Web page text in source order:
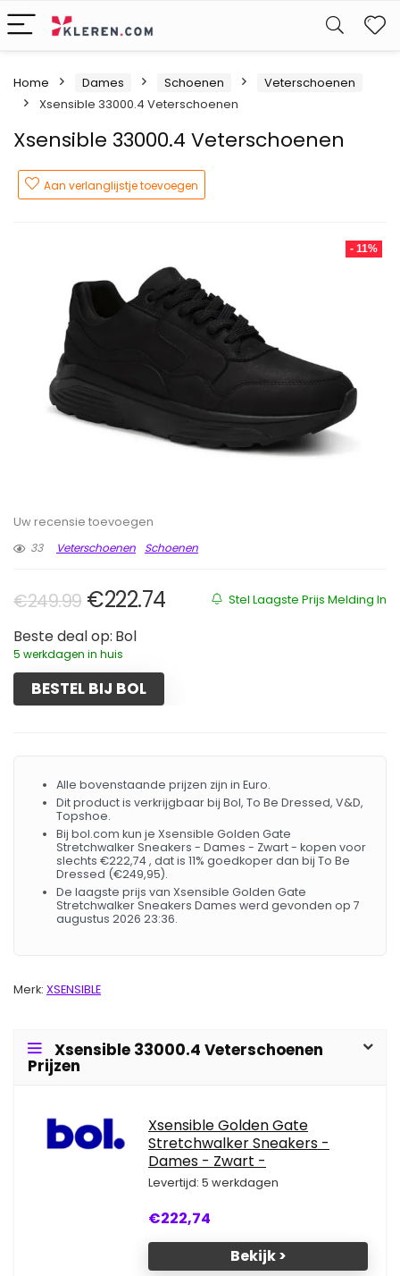
Home Dames Schoenen
Veterschoenen
Xsensible 33000.4 Veterschoenen
Xsensible 33000.4 Veterschoenen
Aan verlanglijstje toevoegen
- 11%
Uw recensie toevoegen
33
Veterschoenen Schoenen
Stel Laagste Prijs Melding In
€249.99 Oorspronkelijke prijs was:
€222.74Huidige prijs is: €222.74.
Beste deal op: Bol
5 werkdagen in huis
BESTEL BIJ BOL
Alle bovenstaande prijzen zijn in Euro.
Dit product is verkrijgbaar bij Bol, To Be Dressed, V&D,
Topshoe.
Bij bol.com kun je Xsensible Golden Gate
Stretchwalker Sneakers - Dames - Zwart - kopen voor
slechts €222,74 , dat is 11% goedkoper dan bij To Be
Dressed (€249,95).
De laagste prijs van Xsensible Golden Gate
Stretchwalker Sneakers Dames werd gevonden op 7
augustus 2026 23:36.
Merk: XSENSIBLE
Xsensible 33000.4 Veterschoenen
Prijzen
Xsensible Golden Gate
Stretchwalker Sneakers -
Dames - Zwart -
Levertijd: 5 werkdagen
€222,74
Bekijk >